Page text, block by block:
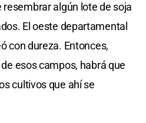
algún lote de soja
El oeste departamental
con dureza. Entonces,
esos campos, habrá que
cultivos que ahí se